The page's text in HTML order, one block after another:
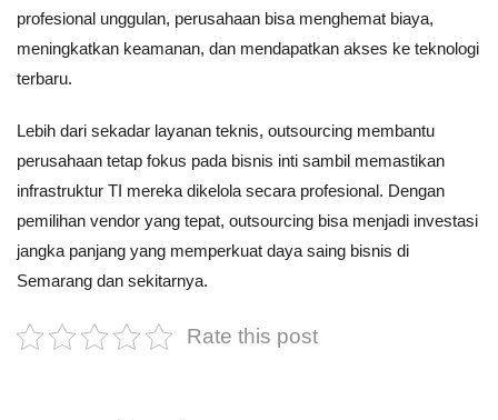
profesional unggulan, perusahaan bisa menghemat biaya,
meningkatkan keamanan, dan mendapatkan akses ke teknologi
terbaru.
Lebih dari sekadar layanan teknis, outsourcing membantu
perusahaan tetap fokus pada bisnis inti sambil memastikan
infrastruktur TI mereka dikelola secara profesional. Dengan
pemilihan vendor yang tepat, outsourcing bisa menjadi investasi
jangka panjang yang memperkuat daya saing bisnis di
Semarang dan sekitarnya.
Rate this post